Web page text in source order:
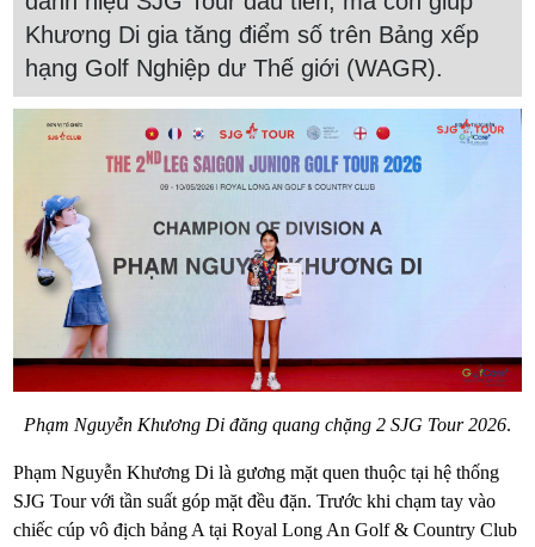
Khương Di gia tăng điểm số trên Bảng xếp
hạng Golf Nghiệp dư Thế giới (WAGR).
Phạm Nguyễn Khương Di đăng quang chặng 2 SJG Tour 2026.
Phạm Nguyễn Khương Di là gương mặt quen thuộc tại hệ thống
SJG Tour với tần suất góp mặt đều đặn. Trước khi chạm tay vào
chiếc cúp vô địch bảng A tại Royal Long An Golf & Country Club